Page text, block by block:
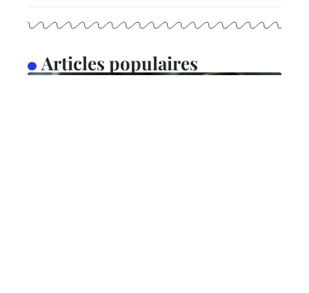
Articles populaires